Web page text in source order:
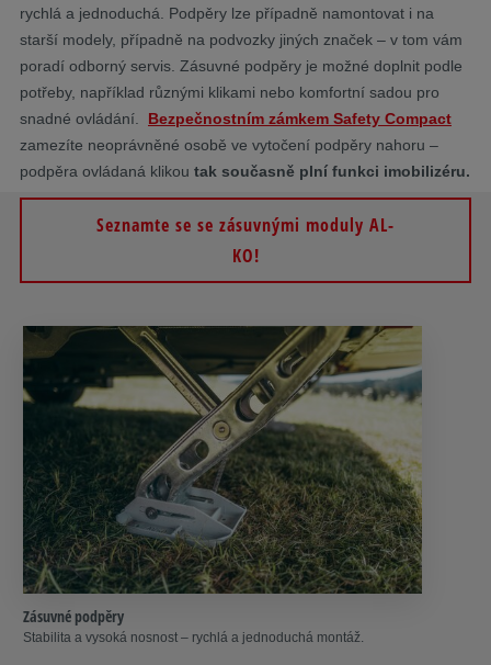
rychlá a jednoduchá. Podpěry lze případně namontovat i na
starší modely, případně na podvozky jiných značek – v tom vám
poradí odborný servis. Zásuvné podpěry je možné doplnit podle
potřeby, například různými klikami nebo komfortní sadou pro
snadné ovládání. Bezpečnostním zámkem Safety Compact
zamezíte neoprávněné osobě ve vytočení podpěry nahoru –
podpěra ovládaná klikou tak současně plní funkci imobilizéru.
Seznamte se se zásuvnými moduly AL-
KO!
Zásuvné podpěry
Stabilita a vysoká nosnost – rychlá a jednoduchá montáž.